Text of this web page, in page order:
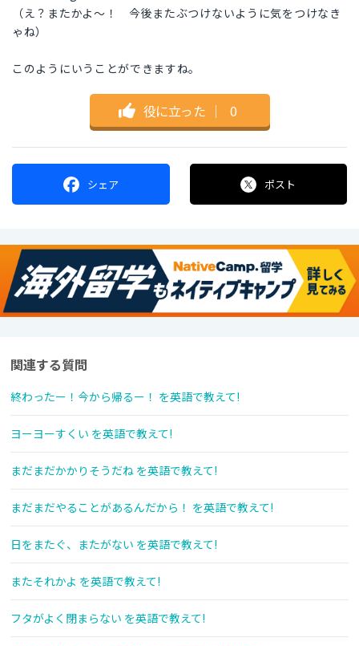
（え？またかよ〜！ 今後またぶつけないように気をつけなき
ゃね）
このようにいうことができますね。
役に立った ｜ 0
シェア ポスト
関連する質問
終わったー！今から帰るー！ を英語で教えて!
ヨーヨーすくい を英語で教えて!
まだまだかかりそうだね を英語で教えて!
まだまだやることがあるんだから！ を英語で教えて!
日をまたぐ、またがない を英語で教えて!
またそれかよ を英語で教えて!
フタがよく閉まらない を英語で教えて!